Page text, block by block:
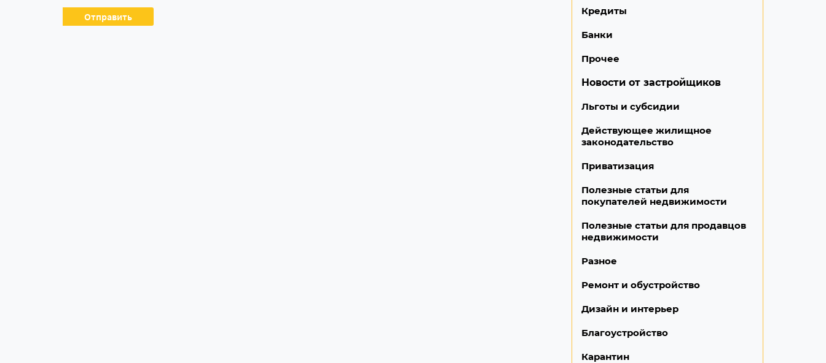
Кредиты
Банки
Прочее
Новости от застройщиков
Льготы и субсидии
Действующее жилищное
законодательство
Приватизация
Полезные статьи для
покупателей недвижимости
Полезные статьи для продавцов
недвижимости
Разное
Ремонт и обустройство
Дизайн и интерьер
Благоустройство
Карантин